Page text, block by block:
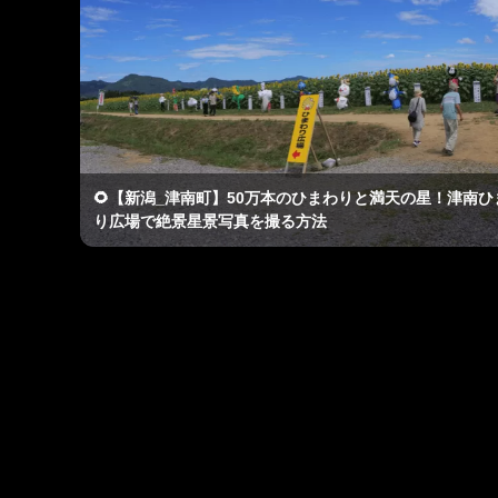
🌻【新潟_津南町】50万本のひまわりと満天の星！津南ひ
り広場で絶景星景写真を撮る方法